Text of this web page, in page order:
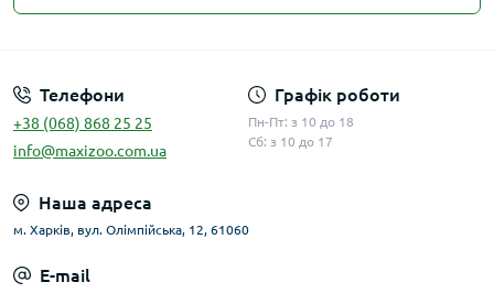
Телефони
+38 (068) 868 25 25
info@maxizoo.com.ua
Графік роботи
Пн-Пт: з 10 до 18
Сб: з 10 до 17
Наша адреса
м. Харків, вул. Олімпійська, 12, 61060
E-mail